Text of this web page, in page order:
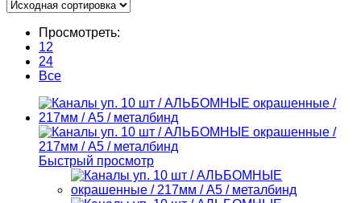
Просмотреть:
12
24
Все
Быстрый просмотр